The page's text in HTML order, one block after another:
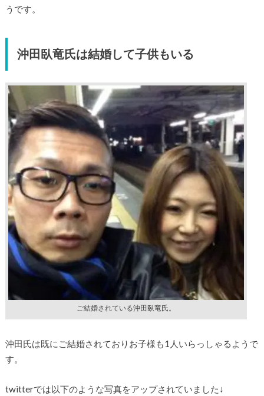
うです。
沖田臥竜氏は結婚して子供もいる
ご結婚されている沖田臥竜氏。
沖田氏は既にご結婚されておりお子様も1人いらっしゃるようで
す。
twitterでは以下のような写真をアップされていました↓